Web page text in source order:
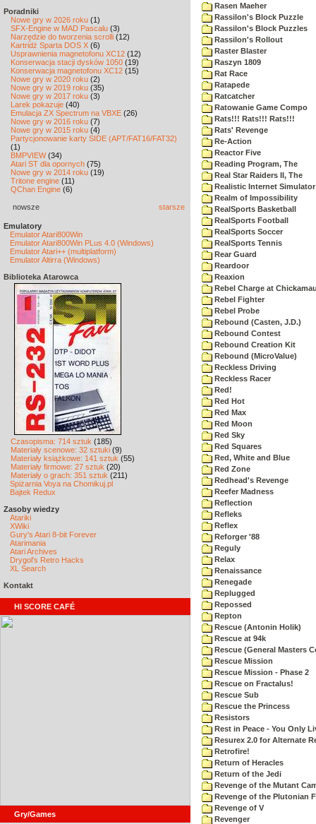
Poradniki
Nowe gry w 2026 roku (1)
SFX-Engine w MAD Pascalu (3)
Narzędzie do tworzenia scrolli (12)
Kartridż Sparta DOS X (6)
Usprawnienia magnetofonu XC12 (12)
Konserwacja stacji dysków 1050 (19)
Konserwacja magnetofonu XC12 (15)
Nowe gry w 2020 roku (2)
Nowe gry w 2019 roku (35)
Nowe gry w 2017 roku (3)
Larek pokazuje (40)
Emulacja ZX Spectrum na VBXE (26)
Nowe gry w 2016 roku (7)
Nowe gry w 2015 roku (4)
Partycjonowanie karty SIDE (APT/FAT16/FAT32)
(1)
BMPVIEW(34)
Atari ST dla opornych (75)
Nowe gry w 2014 roku (19)
Tritone engine (11)
QChan Engine (6)
nowsze starsze
Emulatory
Emulator Atari800Win
Emulator Atari800Win PLus 4.0 (Windows)
Emulator Atari++ (multiplatform)
Emulator Altirra (Windows)
Biblioteka Atarowca
Czasopisma: 714 sztuk (185)
Materiały scenowe: 32 sztuki (9)
Materiały książkowe: 141 sztuk (55)
Materiały firmowe: 27 sztuk (20)
Materiały o grach: 351 sztuk (211)
Spiżarnia Voya na Chomikuj.pl
Bajtek Redux
Zasoby wiedzy
Atariki
XWiki
Gury's Atari 8-bit Forever
Atarimania
Atari Archives
Drygol's Retro Hacks
XL Search
Kontakt
HI SCORE CAFÉ
Gry/Games
Rasen Maeher
Rassilon's Block Puzzle
Rassilon's Block Puzzles
Rassilon's Rollout
Raster Blaster
Raszyn 1809
Rat Race
Ratapede
Ratcatcher
Ratowanie Game Compo
Rats!!! Rats!!! Rats!!!
Rats' Revenge
Re-Action
Reactor Five
Reading Program, The
Real Star Raiders II, The
Realistic Internet Simulator
Realm of Impossibility
RealSports Basketball
RealSports Football
RealSports Soccer
RealSports Tennis
Rear Guard
Reardoor
Reaxion
Rebel Charge at
Rebel Fighter
Rebel Probe
Rebound (Casten, J.D.)
Rebound Contest
Rebound Creation Kit
Rebound (MicroValue)
Reckless Driving
Reckless Racer
Red!
Red Hot
Red Max
Red Moon
Red Sky
Red Squares
Red, White and Blue
Red Zone
Redhead's Revenge
Reefer Madness
Reflection
Refleks
Reflex
Reforger '88
Reguly
Relax
Renaissance
Renegade
Replugged
Repossed
Repton
Rescue (Antonin Holik)
Rescue at 94k
Rescue (General Masters
Rescue Mission
Rescue Mission - Phase 2
Rescue on Fractalus!
Rescue Sub
Rescue the Princess
Resistors
Rest in Peace - You Only
Resurex 2.0 for Alternate
Retrofire!
Return of Heracles
Return of the Jedi
Revenge of the Mutant
Revenge of the Plutonian
Revenge of V
Revenger